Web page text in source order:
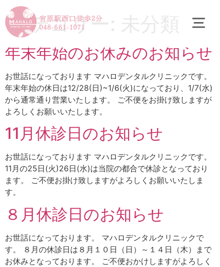
宮原駅西口徒歩2分
048-661-1071
カテゴリー:
年末年始のお休みのお知らせ
お世話になっております マハロデンタルクリニックです。
年末年始の休日は12/28(日)~1/6(火)になっており、1/7(水)
から通常通り営業いたします。 ご不便をお掛け致しますが
よろしくお願いいたします。
11月休診日のお知らせ
お世話になっております マハロデンタルクリニックです。
11月の25日(火)26日(水)は当院の都合で休診となっており
ます。 ご不便お掛け致しますがよろしくお願いいたしま
す。
８月休診日のお知らせ
お世話になっております。 マハロデンタルクリニックで
す。 ８月の休診日は８月１０日（日）～１４日（木）まで
お休みとなっております。 ご不便おかけしますがよろしく